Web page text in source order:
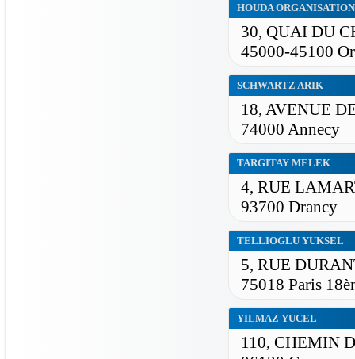
HOUDA
30, QUAI DU
45000-45100
SCHWARTZ ARIK
18, AVENUE
74000 Annecy
TARGITAY MELEK
4, RUE
93700 Drancy
TELLIOGLU YUKSEL
5, RUE
75018 Paris
YILMAZ YUCEL
110, CHEMIN